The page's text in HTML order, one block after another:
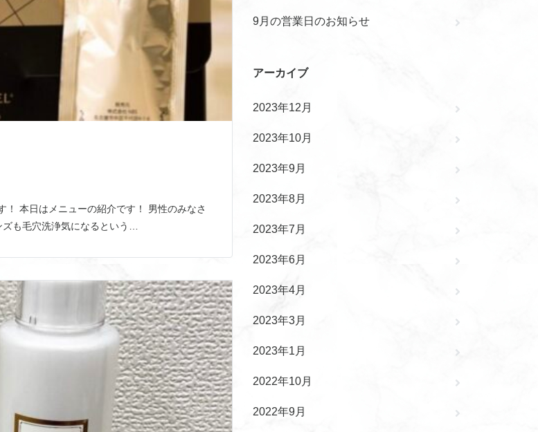
本日はメニューの紹介です！ 男性のみなさ
も毛穴洗浄気になるという…
9月の営業日のお知らせ
アーカイブ
2023年12月
2023年10月
2023年9月
2023年8月
2023年7月
2023年6月
2023年4月
2023年3月
2023年1月
2022年10月
2022年9月